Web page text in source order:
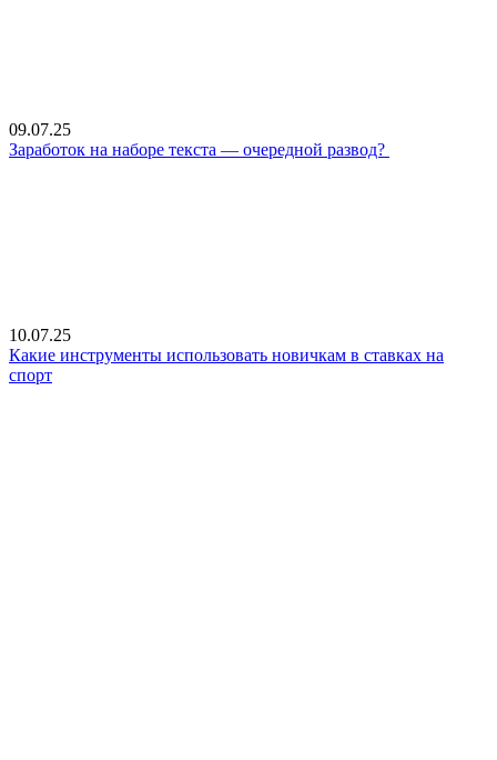
09.07.25
Заработок на наборе текста — очередной развод?
10.07.25
Какие инструменты использовать новичкам в ставках на
спорт